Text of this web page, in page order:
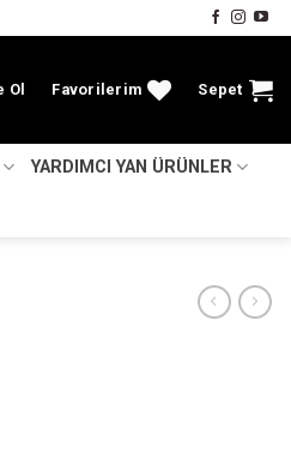
Favorilerim Sepet
YARDIMCI YAN ÜRÜNLER